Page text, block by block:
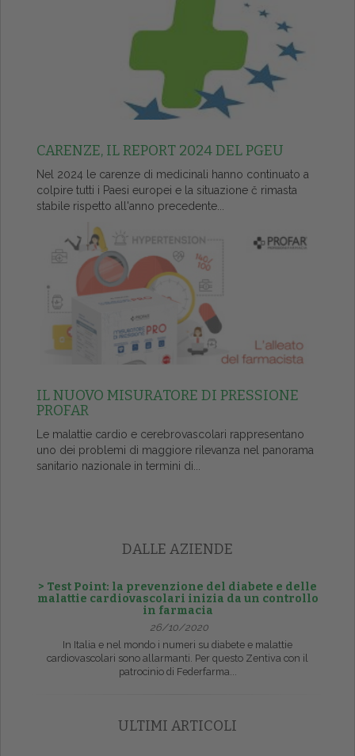
CARENZE, IL REPORT 2024 DEL PGEU
Nel 2024 le carenze di medicinali hanno continuato a
colpire tutti i Paesi europei e la situazione č rimasta
stabile rispetto all'anno precedente...
IL NUOVO MISURATORE DI PRESSIONE
PROFAR
Le malattie cardio e cerebrovascolari rappresentano
uno dei problemi di maggiore rilevanza nel panorama
sanitario nazionale in termini di...
DALLE AZIENDE
> Test Point: la prevenzione del diabete e delle
malattie cardiovascolari inizia da un controllo
in farmacia
26/10/2020
In Italia e nel mondo i numeri su diabete e malattie
cardiovascolari sono allarmanti. Per questo Zentiva con il
patrocinio di Federfarma...
ULTIMI ARTICOLI